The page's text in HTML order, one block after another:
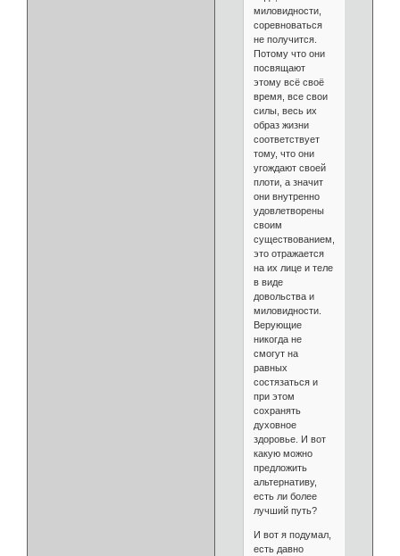
миловидности,
соревноваться
не получится.
Потому что они
посвящают
этому всё своё
время, все свои
силы, весь их
образ жизни
соответствует
тому, что они
угождают своей
плоти, а значит
они внутренно
удовлетворены
своим
существованием,
это отражается
на их лице и теле
в виде
довольства и
миловидности.
Верующие
никогда не
смогут на
равных
состязаться и
при этом
сохранять
духовное
здоровье. И вот
какую можно
предложить
альтернативу,
есть ли более
лучший путь?
И вот я подумал,
есть давно